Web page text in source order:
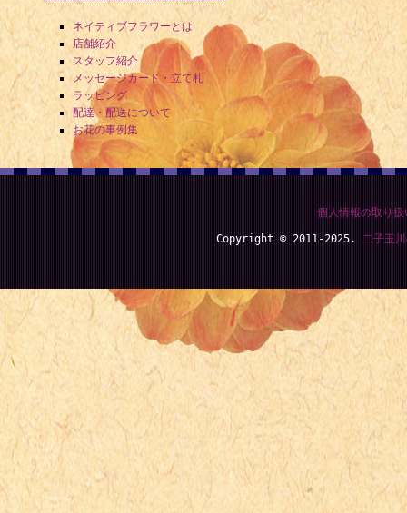
ネイティブフラワーとは
店舗紹介
スタッフ紹介
メッセージカード・立て札
ラッピング
配達・配送について
お花の事例集
個人情報の取り
Copyright © 2011-2025.二子玉